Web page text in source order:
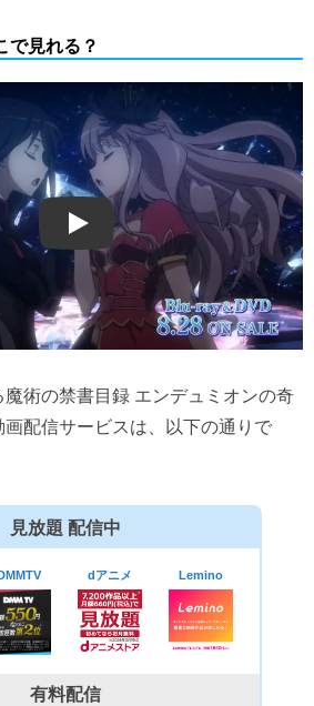
で見れる？
術の禁書目録 エンデュミオンの奇
配信サービスは、以下の通りで
見放題 配信中
dアニメ Lemino
有料配信